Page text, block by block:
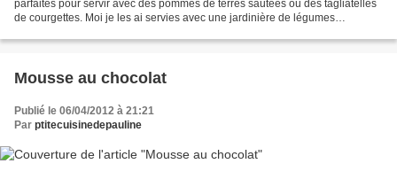
parfaites pour servir avec des pommes de terres sautées ou des tagliatelles
de courgettes. Moi je les ai servies avec une jardinière de légumes
Mousse au chocolat
Publié le 06/04/2012 à 21:21
Par ptitecuisinedepauline